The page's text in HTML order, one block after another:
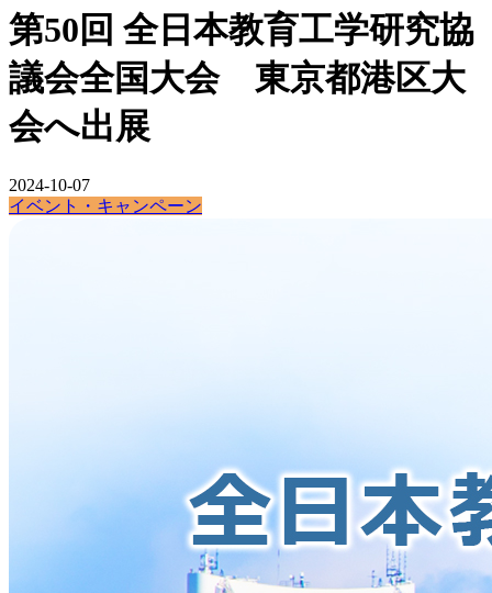
第50回 全日本教育工学研究協
議会全国大会 東京都港区大
会へ出展
2024-10-07
イベント・キャンペーン